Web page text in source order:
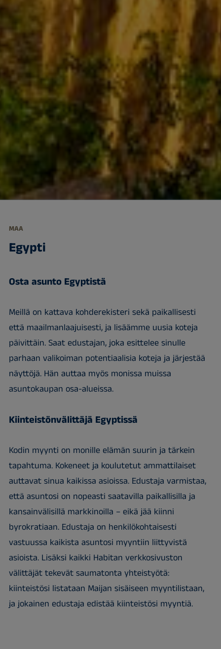
MAA
Egypti
Osta asunto Egyptistä
Meillä on kattava kohderekisteri sekä paikallisesti
että maailmanlaajuisesti, ja lisäämme uusia koteja
päivittäin. Saat edustajan, joka esittelee sinulle
parhaan valikoiman potentiaalisia koteja ja järjestää
näyttöjä. Hän auttaa myös monissa muissa
asuntokaupan osa-alueissa.
Kiinteistönvälittäjä Egyptissä
Kodin myynti on monille elämän suurin ja tärkein
tapahtuma. Kokeneet ja koulutetut ammattilaiset
auttavat sinua kaikissa asioissa. Edustaja varmistaa,
että asuntosi on nopeasti saatavilla paikallisilla ja
kansainvälisillä markkinoilla – eikä jää kiinni
byrokratiaan. Edustaja on henkilökohtaisesti
vastuussa kaikista asuntosi myyntiin liittyvistä
asioista. Lisäksi kaikki Habitan verkkosivuston
välittäjät tekevät saumatonta yhteistyötä:
kiinteistösi listataan Maijan sisäiseen myyntilistaan,
ja jokainen edustaja edistää kiinteistösi myyntiä.